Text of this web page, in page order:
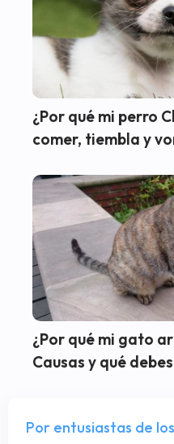
¿Por qué mi perro
comer, tiembla y
¿Por qué mi gato
Causas y qué
Por entusiastas de